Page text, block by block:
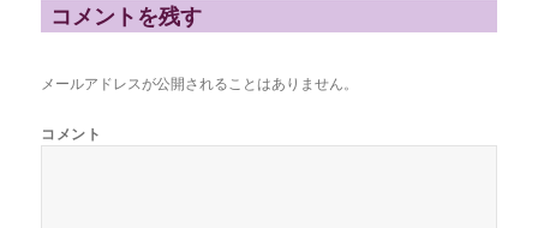
コメントを残す
メールアドレスが公開されることはありません。
コメント